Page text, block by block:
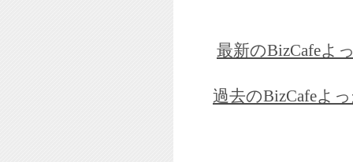
最新のBizCafeよ
過去のBizCafeよ